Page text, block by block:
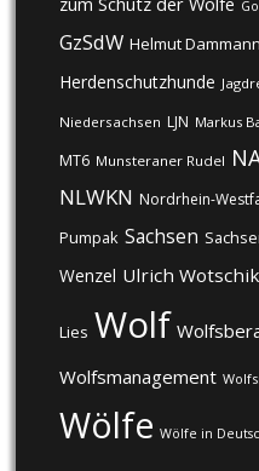
GzSdW Helmut
Herdenschutzhunde
Niedersachsen LJN Markus
MT6 Munsteraner Rudel
NLWKN Nordrhein-
Pumpak Sachsen
Wenzel Ulrich
Lies Wolf
Wolfsmanagement
Wölfe Wölfe in